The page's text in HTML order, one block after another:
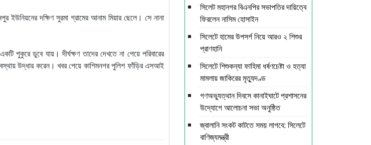
দক্ষিণ সুরমা গ্রামের আনাম মিয়ার ছেলে। সে নানা
পুকুরে ডুবে যায়। দীর্ঘক্ষণ তাদের দেখতে না পেয়ে পরিবারের
উদ্ধার করেন। খবর পেয়ে কাশিমনগর পুলিশ ফাঁড়ির এসআই
সিলেট মহানগর বিএনপির সভাপতির দায়িত্বে
ফিরলেন নাসিম হোসাইন
সিলেটে হামের উপসর্গ নিয়ে আরও ২ শিশুর
প্রাণহানি
সিলেটে শিশুকন্যা ফাহিমা ধর্ষণচেষ্টা ও হত্যা
মামলায় জাকিরের মৃত্যুদণ্ড
গণঅভ্যুত্থান দিবসে কানাইঘাটে প্রশাসনের
উদ্যোগে আলোচনা সভা অনুষ্ঠিত
জ্বালানি সংকট কাটতে সময় লাগবে: সিলেটে
বাণিজ্যমন্ত্রী